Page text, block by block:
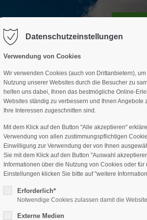
"offcanvas-col2" existiert leider
Der
nicht.
Datenschutzeinstellungen
Verwendung von Cookies
Wir verwenden Cookies (auch von Drittanbietern),
Nutzung unserer Websites durch die Besucher zu
helfen uns dabei, Ihnen das bestmögliche Online-
Websites ständig zu verbessern und Ihnen Angebote
Ihre Interessen zugeschnitten sind.
Mit dem Klick auf den Button "Alle akzeptieren"
Verwendung von allen zustimmungspflichtigen
Einwilligung zur Verwendung der von Ihnen
Sie mit dem Klick auf den Button "Auswahl
Informationen über die Nutzung von Cookies oder für
Einstellungen klicken Sie bitte auf "weitere
Erforderlich*
Notwendige Cookies zulassen damit die
Externe Medien